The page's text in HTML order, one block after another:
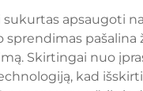
sukurtas apsaugoti
pašalina
Skirtingai nuo
kad